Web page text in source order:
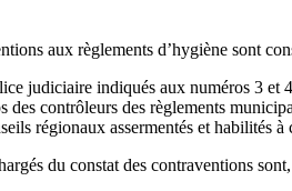
aux règlements d’hygiène sont
judiciaire indiqués aux numéros 3 et
des contrôleurs des règlements
régionaux assermentés et habilités à
du constat des contraventions